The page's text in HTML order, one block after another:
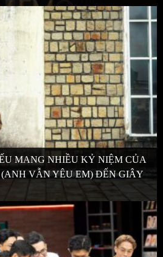
MANG NHIỀU KỶ NIỆM CỦA
VẪN YÊU EM) ĐẾN GIÂY